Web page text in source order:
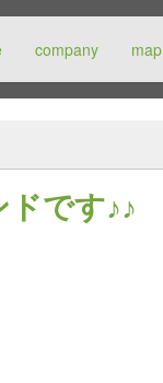
company map
ドです♪♪